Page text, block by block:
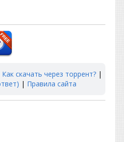
Как скачать через торрент? |
| Правила сайта